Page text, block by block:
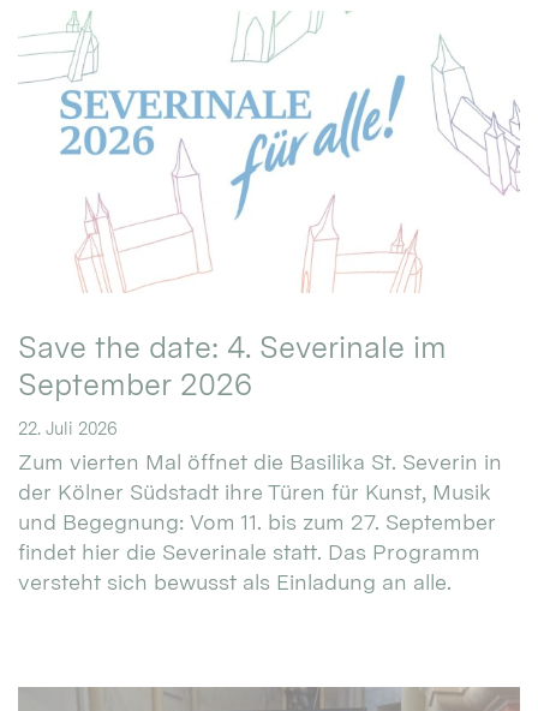
Save the date: 4. Severinale im
September 2026
22. Juli 2026
Zum vierten Mal öffnet die Basilika St. Severin in
der Kölner Südstadt ihre Türen für Kunst, Musik
und Begegnung: Vom 11. bis zum 27. September
findet hier die Severinale statt. Das Programm
versteht sich bewusst als Einladung an alle.